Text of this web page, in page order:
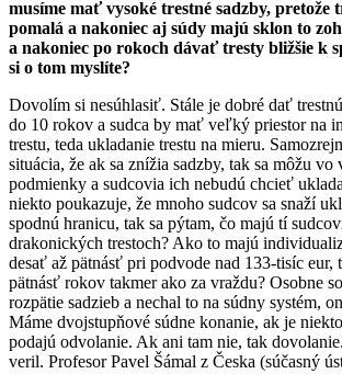
musíme mať vysoké trestné sadzby, pretože
pomalá a nakoniec aj súdy majú sklon to
a nakoniec po rokoch dávať tresty bližšie k
si o tom myslíte?
Dovolím si nesúhlasiť. Stále je dobré dať
do 10 rokov a sudca by mať veľký priestor na
trestu, teda ukladanie trestu na mieru.
situácia, že ak sa znížia sadzby, tak sa môžu
podmienky a sudcovia ich nebudú chcieť
niekto poukazuje, že mnoho sudcov sa snaží
spodnú hranicu, tak sa pýtam, čo majú tí
drakonických trestoch? Ako to majú
desať až pätnásť pri podvode nad 133-tisíc
pätnásť rokov takmer ako za vraždu? Osobne
rozpätie sadzieb a nechal to na súdny systém,
Máme dvojstupňové súdne konanie, ak je
podajú odvolanie. Ak ani tam nie, tak
veril. Profesor Pavel Šámal z Česka (súčasný